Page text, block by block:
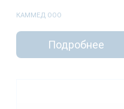
КАММЕД ООО
Подробнее